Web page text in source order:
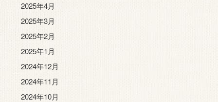
2025年4月
2025年3月
2025年2月
2025年1月
2024年12月
2024年11月
2024年10月